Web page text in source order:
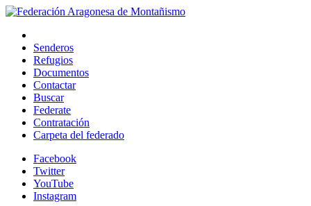
Senderos
Refugios
Documentos
Contactar
Buscar
Federate
Contratación
Carpeta del federado
Facebook
Twitter
YouTube
Instagram